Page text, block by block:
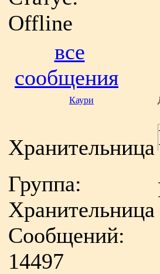
Offline
все
сообщения
Каури
Хранительница
Группа:
Хранительница
Сообщений:
14497